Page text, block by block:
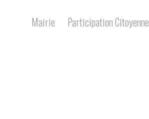
Mairie Participation Citoyenne